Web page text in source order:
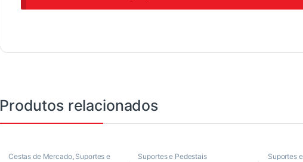
Produtos relacionados
Cestas de Mercado, Suportes e
Suportes e Pedestais Suportes